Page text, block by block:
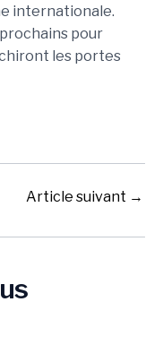
internationale.
pour
les portes
Article suivant →